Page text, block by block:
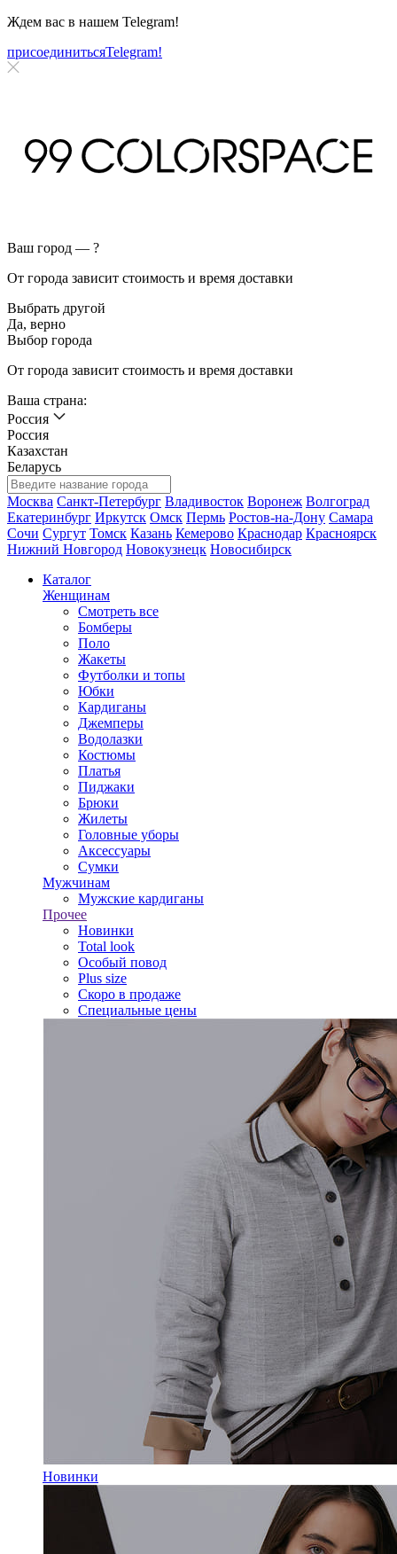
Ждем вас в нашем Telegram!
присоединитьсяTelegram!
Ваш город — ?
От города зависит стоимость и время доставки
Выбрать другой
Да, верно
Выбор города
От города зависит стоимость и время доставки
Ваша страна:
Россия
Россия
Казахстан
Беларусь
Москва Санкт-Петербург Владивосток Воронеж Волгоград
Екатеринбург Иркутск Омск Пермь Ростов-на-Дону Самара
Сочи Сургут Томск Казань Кемерово Краснодар Красноярск
Нижний Новгород Новокузнецк Новосибирск
Каталог
Женщинам
Смотреть все
Бомберы
Поло
Жакеты
Футболки и топы
Юбки
Кардиганы
Джемперы
Водолазки
Костюмы
Платья
Пиджаки
Брюки
Жилеты
Головные уборы
Аксессуары
Сумки
Мужчинам
Мужские кардиганы
Прочее
Новинки
Total look
Особый повод
Plus size
Скоро в продаже
Специальные цены
Новинки